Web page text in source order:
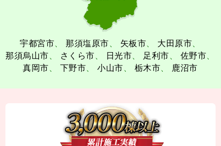
宇都宮市 那須塩原市 矢板市
大田原市
那須烏山市
さくら市 日光市 足利市
佐野市
真岡市
下野市 小山市 栃木市 鹿沼市